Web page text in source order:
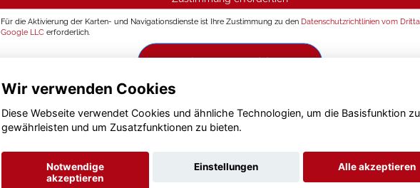
Für die Aktivierung der Karten- und Navigationsdienste ist Ihre Zustimmung zu den Datenschutzrichtlinien vom
Google LLC erforderlich.
Wir verwenden Cookies
Diese Webseite verwendet Cookies und ähnliche Technologien, um die Basisfunktion zu
gewährleisten und um Zusatzfunktionen zu bieten.
Notwendige
akzeptieren
Einstellungen Alle akzeptieren